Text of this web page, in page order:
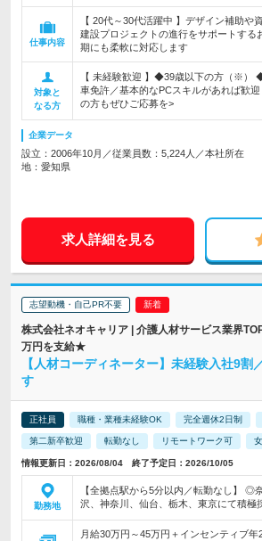
仕事内容
【 20代～30代活躍中 】デザイン補助や
建設プロジェクトの進行をサポートす
期にも柔軟に対応します
対象と
なる方
【 未経験歓迎 】◆39歳以下の方（※）
車免許／基本的なPCスキルがあれば歓
の方もぜひご応募を>
企業データ
設立：2006年10月／従業員数：5,224人／本社所在
地：愛知県
求人詳細を見る
志望動機・自己PR不要
株式会社ネオキャリア | 介護人材サービス業界
万円を支給★
【人材コーディネーター】未経験入社9割
す
正社員 職種・業種未経験OK 完全週休2日制
第二新卒歓迎 転勤なし リモートワーク可
情報更新日：2026/08/04 終了予定日：2026/10/05
勤務地
【全拠点駅から5分以内／転勤なし】 ◎
沢、神奈川、仙台、栃木、東京にて積極
月給30万円～45万円＋インセンティブ